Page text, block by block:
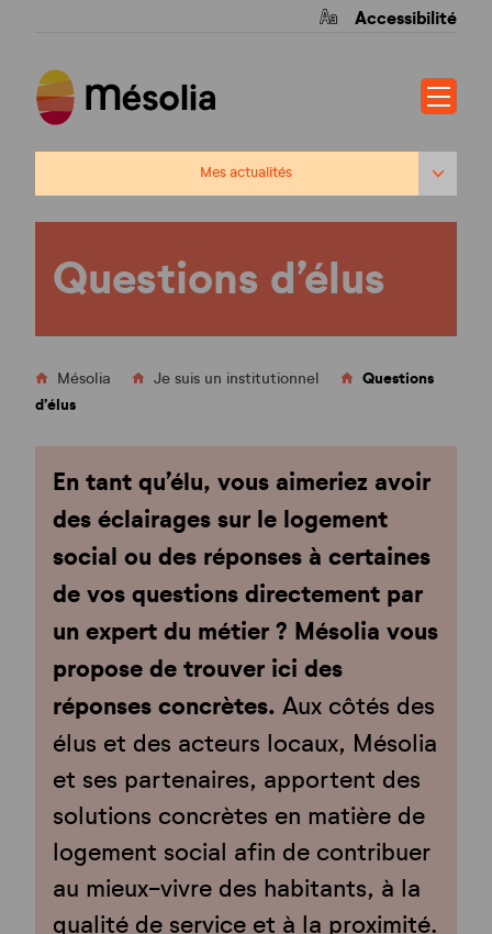
Accessibilité
Mes actualités
Le patrimoine de Mésolia
Paveil Publications
Questions d’élus
Mésolia Je suis un institutionnel
Questions
d’élus
En tant qu’élu, vous aimeriez avoir
des éclairages sur le logement
social ou des réponses à certaines
de vos questions directement par
un expert du métier ? Mésolia vous
propose de trouver ici des
réponses concrètes. Aux côtés des
élus et des acteurs locaux, Mésolia
et ses partenaires, apportent des
solutions concrètes en matière de
logement social afin de contribuer
au mieux-vivre des habitants, à la
qualité de service et à la proximité.